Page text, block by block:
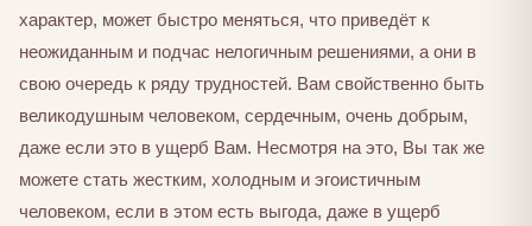
характер, может быстро меняться, что приведёт к
неожиданным и подчас нелогичным решениями, а они в
свою очередь к ряду трудностей. Вам свойственно быть
великодушным человеком, сердечным, очень добрым,
даже если это в ущерб Вам. Несмотря на это, Вы так же
можете стать жестким, холодным и эгоистичным
человеком, если в этом есть выгода, даже в ущерб